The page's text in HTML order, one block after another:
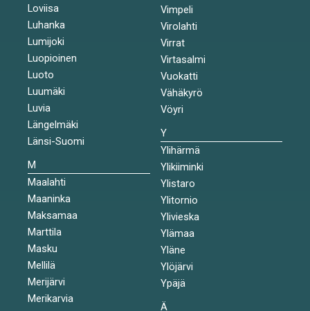
Loviisa
Luhanka
Lumijoki
Luopioinen
Luoto
Luumäki
Luvia
Längelmäki
Länsi-Suomi
M
Maalahti
Maaninka
Maksamaa
Marttila
Masku
Mellilä
Merijärvi
Merikarvia
Vimpeli
Virolahti
Virrat
Virtasalmi
Vuokatti
Vähäkyrö
Vöyri
Y
Ylihärmä
Ylikiiminki
Ylistaro
Ylitornio
Ylivieska
Ylämaa
Yläne
Ylöjärvi
Ypäjä
Ä